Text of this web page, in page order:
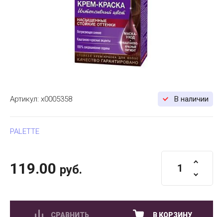
Артикул: х0005358 В наличии
PALETTE
119.00 руб.
СРАВНИТЬ В КОРЗИНУ